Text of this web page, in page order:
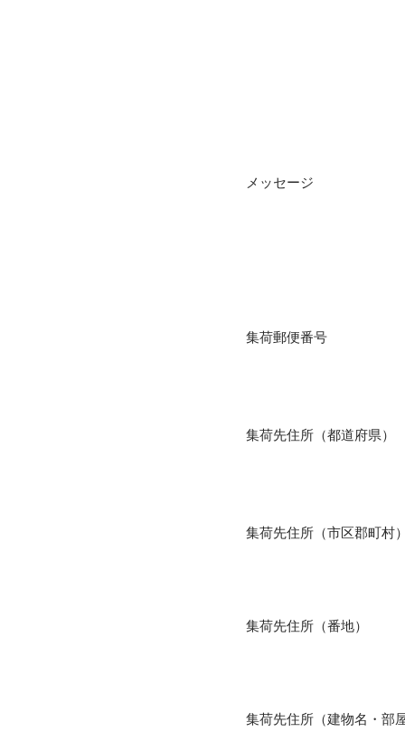
メッセージ
集荷郵便番号
集荷先住所（都道府県）
集荷先住所（市区郡町村
集荷先住所（番地）
集荷先住所（建物名・部